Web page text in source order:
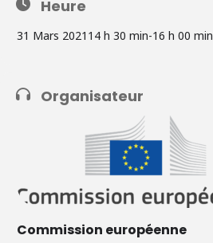
Heure
31 Mars 2021 14 h 30 min-16 h 00 min
Organisateur
Commission européenne